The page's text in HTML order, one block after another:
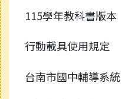
115學年教科書版本
行動載具使用規定
台南市國中輔導系統